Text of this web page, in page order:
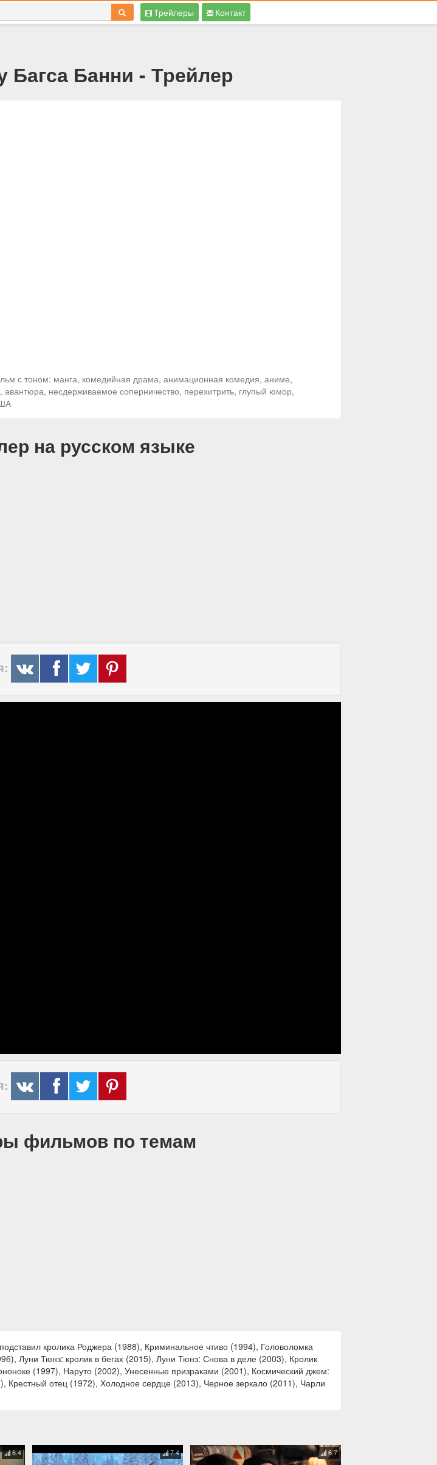
Трейлеры Контакт
Банни - Трейлер
с тоном: манга, комедийная драма, анимационная комедия, аниме,
авантюра, несдерживаемое соперничество, перехитрить, глупый юмор,
на русском языке
фильмов по темам
кролика Роджера (1988), Криминальное чтиво (1994), Головоломка
Луни Тюнз: кролик в бегах (2015), Луни Тюнз: Снова в деле (2003), Кролик
(1997), Наруто (2002), Унесенные призраками (2001), Космический джем:
отец (1972), Холодное сердце (2013), Черное зеркало (2011), Чарли
6.4 7.4 6.7